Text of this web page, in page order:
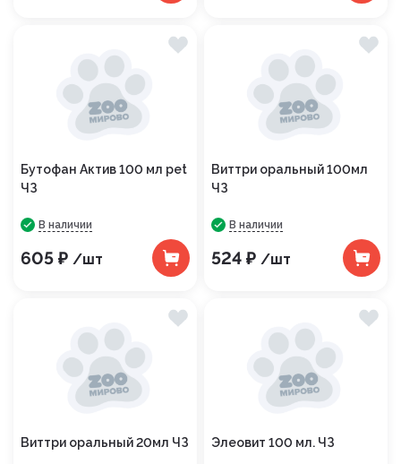
Бутофан Актив 100 мл pet
ЧЗ
В наличии
605 ₽ /шт
Виттри оральный 100мл
ЧЗ
В наличии
524 ₽ /шт
Виттри оральный 20мл ЧЗ Элеовит 100 мл. ЧЗ